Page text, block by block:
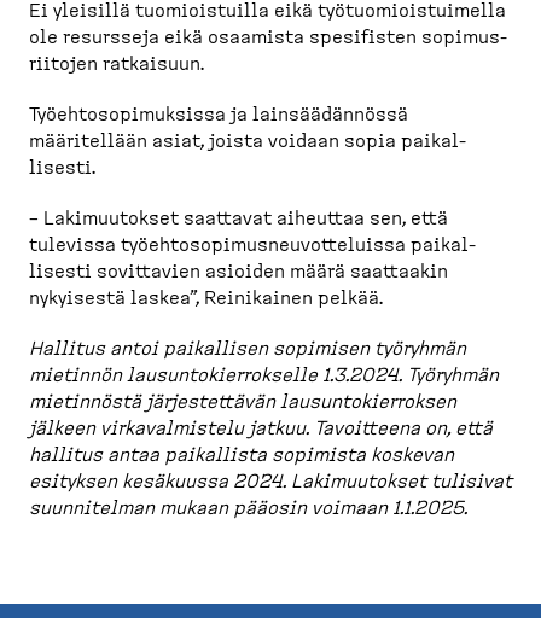
Ei yleisillä tuomiois­tuilla eikä työtuo­miois­tuimella
ole resursseja eikä osaamista spesifisten sopimus­
riitojen ratkaisuun.
Työehto­so­pi­muksissa ja lainsää­dännössä
määritellään asiat, joista voidaan sopia paikal­
lisesti.
– Lakimuu­tokset saattavat aiheuttaa sen, että
tulevissa työehto­so­pi­mus­neu­vot­te­luissa paikal­
lisesti sovittavien asioiden määrä saattaakin
nykyisestä laskea”, Reinikainen pelkää.
Hallitus antoi paikallisen sopimisen työryhmän
mietinnön lausun­to­kier­rokselle 1.3.2024. Työryhmän
mietinnöstä järjes­tettävän lausun­to­kier­roksen
jälkeen virkaval­mistelu jatkuu. Tavoitteena on, että
hallitus antaa paikallista sopimista koskevan
esityksen kesäkuussa 2024. Lakimuu­tokset tulisivat
suunni­telman mukaan pääosin voimaan 1.1.2025.